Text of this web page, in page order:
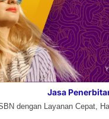
Jasa
dengan Layanan Cepat,